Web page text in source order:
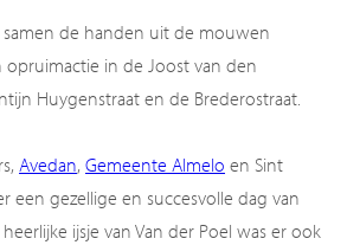
de handen uit de mouwen
in de Joost van den
Huygenstraat en de Brederostraat.
Avedan, Gemeente Almelo en Sint
een gezellige en succesvolle dag van
ijsje van Van der Poel was er ook